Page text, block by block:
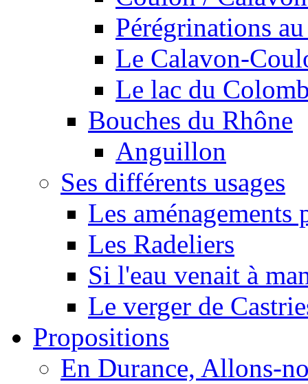
Pérégrinations
Le Calavon-
Le lac du
Bouches du Rhône
Anguillon
Ses différents usages
Les
Les Radeliers
Si l'eau venait à
Le verger de
Propositions
En Durance, Allons-